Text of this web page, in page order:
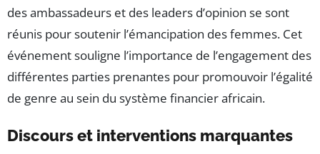
des ambassadeurs et des leaders d’opinion se sont
réunis pour soutenir l’émancipation des femmes. Cet
événement souligne l’importance de l’engagement des
différentes parties prenantes pour promouvoir l’égalité
de genre au sein du système financier africain.
Discours et interventions marquantes